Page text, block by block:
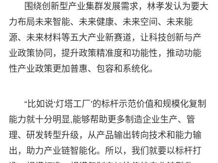
围绕创新型产业集群发展需求，林孝发认为要大
力布局未来智能、未来健康、未来空间、未来能
源、未来材料等五大产业新赛道，让科技创新与产
业政策协同，提升政策精准度和功能性，推动功能
性产业政策更加普惠、包容和系统化。
“比如说‘灯塔工厂’的标杆示范价值和规模化复制
能力就十分明显,能够帮助更多制造企业生产、管
理、研发转型升级，从产品输出转向技术和能力输
出，助力产业链智能化。所以，我们就要以标杆打